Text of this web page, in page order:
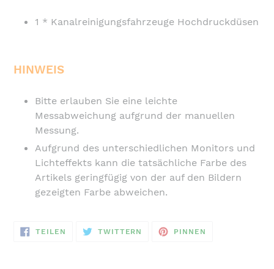
1 * Kanalreinigungsfahrzeuge Hochdruckdüsen
HINWEIS
Bitte erlauben Sie eine leichte
Messabweichung aufgrund der manuellen
Messung.
Aufgrund des unterschiedlichen Monitors und
Lichteffekts kann die tatsächliche Farbe des
Artikels geringfügig von der auf den Bildern
gezeigten Farbe abweichen.
TEILEN
FACEBOOK
TWITTERN
TWITTER
PINNEN